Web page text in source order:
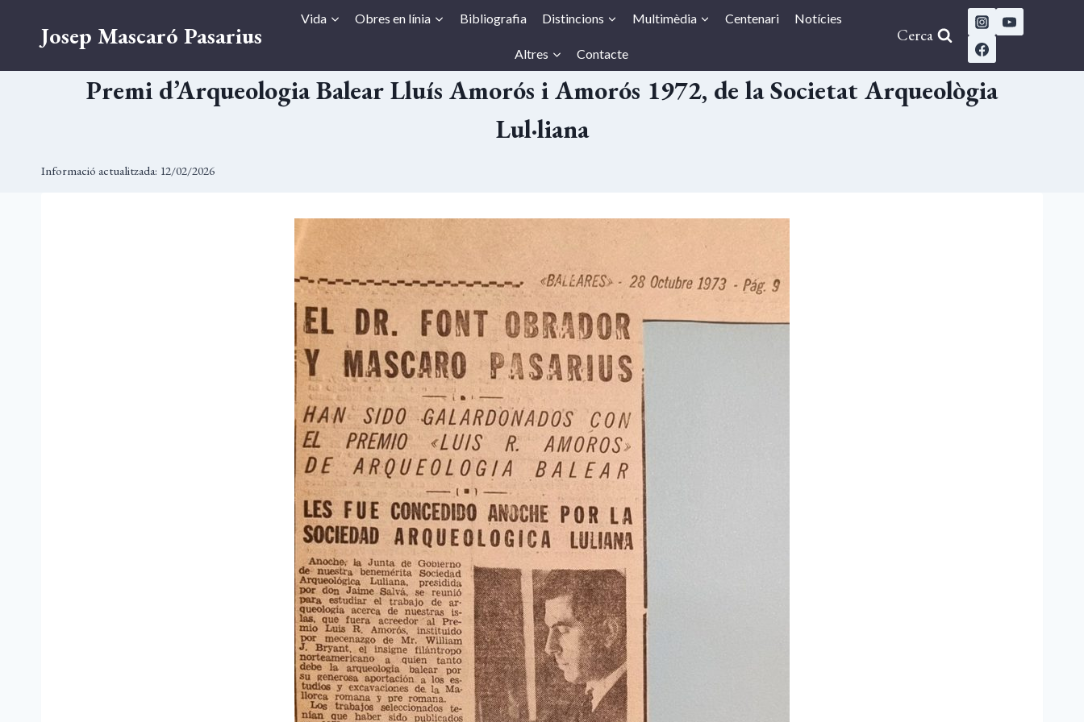
Josep Mascaró Pasarius
Vida Obres en línia Bibliografia Distincions Multimèdia Centenari Notícies
Altres Contacte
Cerca
Premi d’Arqueologia Balear Lluís Amorós i Amorós 1972, de la Societat Arqueològia
Lul·liana
Informació actualitzada: 12/02/2026